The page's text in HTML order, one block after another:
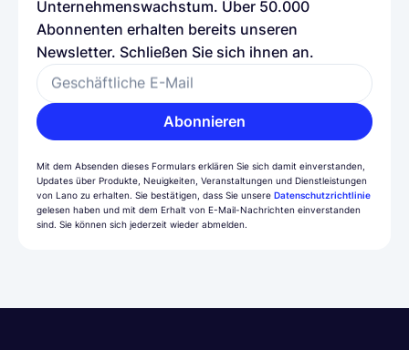
Unternehmenswachstum. Über 50.000
Abonnenten erhalten bereits unseren
Newsletter. Schließen Sie sich ihnen an.
Geschäftliche E-Mail
Abonnieren
Mit dem Absenden dieses Formulars erklären Sie sich damit einverstanden,
Updates über Produkte, Neuigkeiten, Veranstaltungen und Dienstleistungen
von Lano zu erhalten. Sie bestätigen, dass Sie unsere Datenschutzrichtlinie
gelesen haben und mit dem Erhalt von E-Mail-Nachrichten einverstanden
sind. Sie können sich jederzeit wieder abmelden.